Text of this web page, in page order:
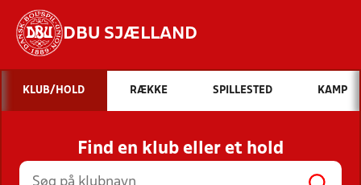
DBU SJÆLLAND
Hvad vil du søge efter?
INDHOLD OG NYHEDER
STILLINGER, RESULTATER, KLUBBER OG
HOLD
KLUB/HOLD RÆKKE SPILLESTED KAMP
Find en klub eller et hold